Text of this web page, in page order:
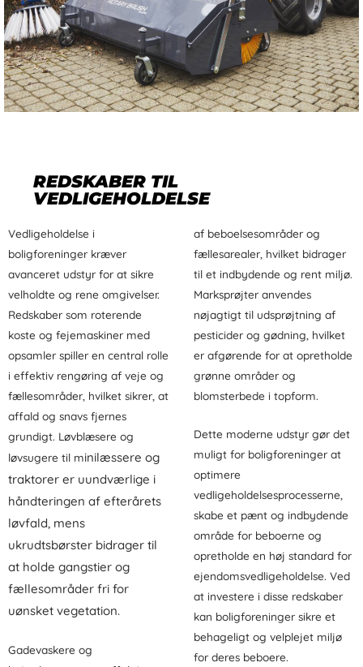
REDSKABER TIL
VEDLIGEHOLDELSE
Vedligeholdelse i
boligforeninger kræver
avanceret udstyr for at sikre
velholdte og rene omgivelser.
Redskaber som roterende
koste og fejemaskiner med
opsamler spiller en central rolle
i effektiv rengøring af veje og
fællesområder, hvilket sikrer, at
affald og snavs fjernes
grundigt. Løvblæsere og
løvsugere til minilæssere og
traktorer er uundværlige i
håndteringen af efterårets
løvfald, mens
ukrudtsbørster bidrager til
at holde gangstier og
fællesområder fri for
uønsket vegetation.
Gadevaskere og
af beboelsesområder og
fællesarealer, hvilket bidrager
til et indbydende og rent miljø.
Marksprøjter anvendes
nøjagtigt til udsprøjtning af
pesticider og gødning, hvilket
er afgørende for at opretholde
grønne områder og
blomsterbede i topform.
Dette moderne udstyr gør det
muligt for boligforeninger at
optimere
vedligeholdelsesprocesserne,
skabe et pænt og indbydende
område for beboerne og
opretholde en høj standard for
ejendomsvedligeholdelse. Ved
at investere i disse redskaber
kan boligforeninger sikre et
behageligt og velplejet miljø
for deres beboere.